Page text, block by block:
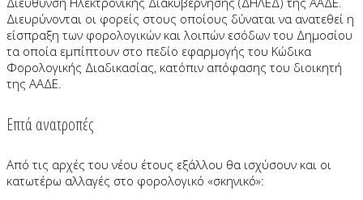
Διευρύνονται οι φορείς στους οποίους δύναται να ανατεθεί η
είσπραξη των φορολογικών και λοιπών εσόδων του Δημοσίου
τα οποία εμπίπτουν στο πεδίο εφαρμογής του Κώδικα
Φορολογικής Διαδικασίας, κατόπιν απόφασης του διοικητή
της ΑΑΔΕ.
Επτά ανατροπές
Από τις αρχές του νέου έτους εξάλλου θα ισχύσουν και οι
κατωτέρω αλλαγές στο φορολογικό «σκηνικό»: